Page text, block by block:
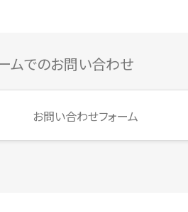
ムでのお問い合わせ
お問い合わせフォーム